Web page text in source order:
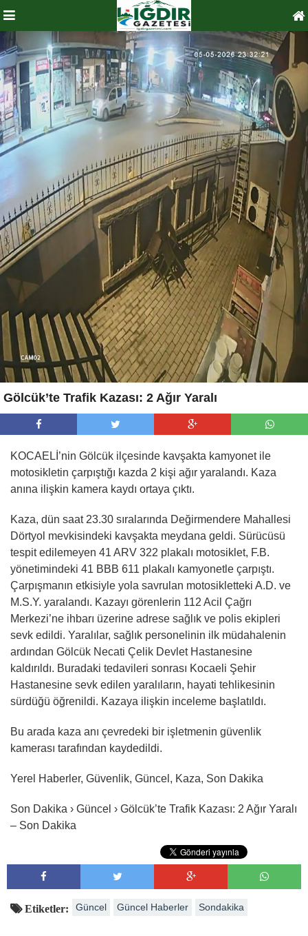
Gölcük’te Trafik Kazası: 2 Ağır Yaralı
KOCAELİ’nin Gölcük ilçesinde kavşakta kamyonet ile
motosikletin çarpıştığı kazda 2 kişi ağır yaralandı. Kaza
anına ilişkin kamera kaydı ortaya çıktı.
Kaza, dün saat 23.30 sıralarında Değirmendere Mahallesi
Dörtyol mevkisindeki kavşakta meydana geldi. Sürücüsü
tespit edilemeyen 41 ARV 322 plakalı motosiklet, F.B.
yönetimindeki 41 BBB 611 plakalı kamyonetle çarpıştı.
Çarpışmanın etkisiyle yola savrulan motosikletteki A.D. ve
M.S.Y. yaralandı. Kazayı görenlerin 112 Acil Çağrı
Merkezi’ne ihbarı üzerine adrese sağlık ve polis ekipleri
sevk edildi. Yaralılar, sağlık personelinin ilk müdahalenin
ardından Gölcük Necati Çelik Devlet Hastanesine
kaldırıldı. Buradaki tedavileri sonrası Kocaeli Şehir
Hastanesine sevk edilen yaralıların, hayati tehlikesinin
sürdüğü öğrenildi. Kazaya ilişkin inceleme başlatıldı.
Bu arada kaza anı çevredeki bir işletmenin güvenlik
kamerası tarafından kaydedildi.
Yerel Haberler, Güvenlik, Güncel, Kaza, Son Dakika
Son Dakika › Güncel › Gölcük’te Trafik Kazası: 2 Ağır Yaralı
– Son Dakika
Etiketler: Güncel Güncel Haberler Sondakika